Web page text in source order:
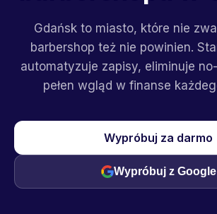
Gdańsk to miasto, które nie
barbershop też nie powinien.
automatyzuje zapisy, eliminuje
pełen wgląd w finanse
Wypróbuj za darmo
Wypróbuj z Google